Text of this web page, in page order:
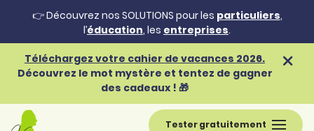
👉 Découvrez nos SOLUTIONS pour les particuliers,
l’éducation, les entreprises.
Téléchargez votre cahier de vacances 2026.
Découvrez le mot mystère et tentez de gagner
des cadeaux ! 🎁
Tester gratuitement